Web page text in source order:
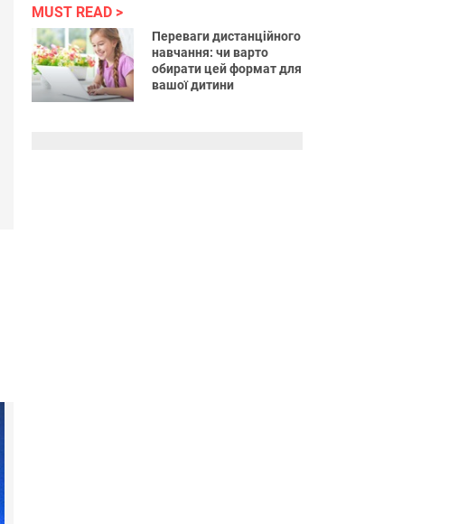
MUST READ
Переваги дистанційного
навчання: чи варто
обирати цей формат для
вашої дитини